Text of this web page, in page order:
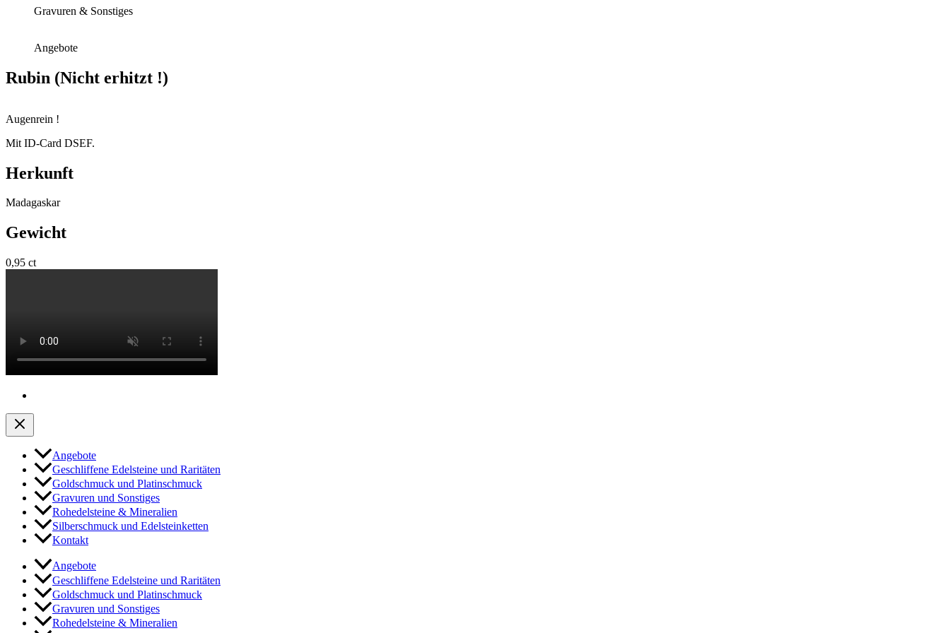
Gravuren & Sonstiges
Angebote
Rubin (Nicht erhitzt !)
Augenrein !
Mit ID-Card DSEF.
Herkunft
Madagaskar
Gewicht
0,95 ct
Angebote
Geschliffene Edelsteine und Raritäten
Goldschmuck und Platinschmuck
Gravuren und Sonstiges
Rohedelsteine & Mineralien
Silberschmuck und Edelsteinketten
Kontakt
Angebote
Geschliffene Edelsteine und Raritäten
Goldschmuck und Platinschmuck
Gravuren und Sonstiges
Rohedelsteine & Mineralien